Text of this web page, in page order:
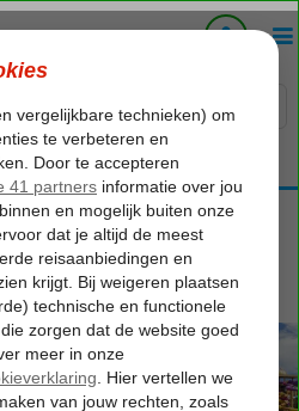
thuiskomen...
Delphin BE Grand Resort
Resort
- Hotel